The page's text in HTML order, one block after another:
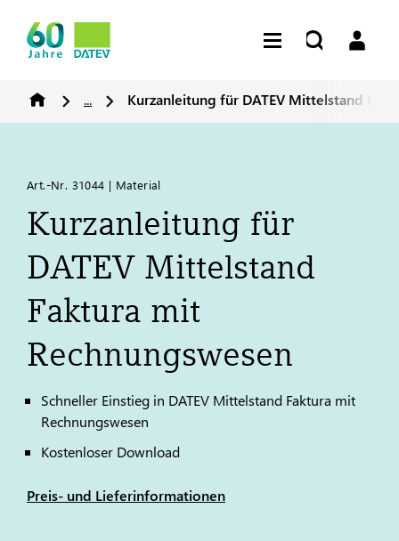
... Kurzanleitung für DATEV Mittelstand
Art.-Nr. 31044 | Material
Kurzanleitung für
DATEVMittelstand
Faktura mit
Rechnungswesen
Schneller Einstieg in DATEV Mittelstand Faktura mit
Rechnungswesen
Kostenloser Download
Preis- und Lieferinformationen